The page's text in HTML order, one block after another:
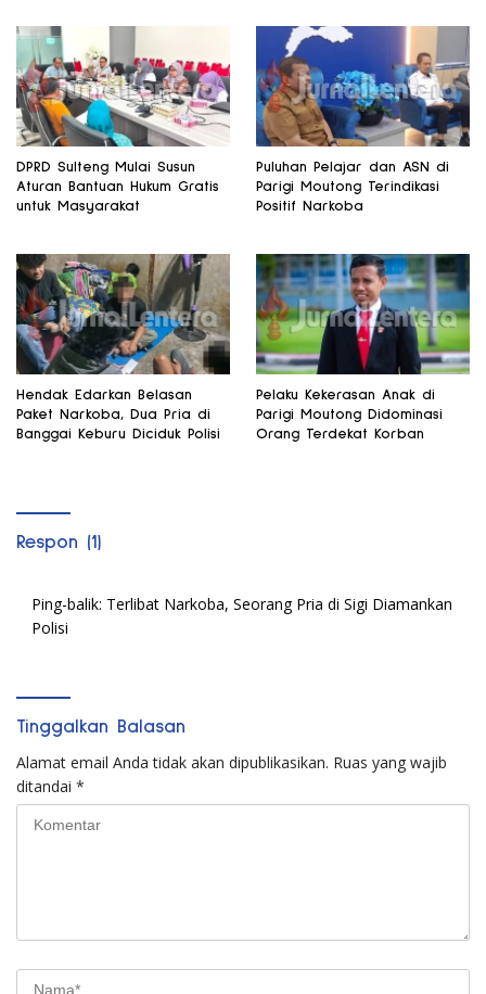
DPRD Sulteng Mulai Susun
Aturan Bantuan Hukum Gratis
untuk Masyarakat
Puluhan Pelajar dan ASN di
Parigi Moutong Terindikasi
Positif Narkoba
Hendak Edarkan Belasan
Paket Narkoba, Dua Pria di
Banggai Keburu Diciduk Polisi
Pelaku Kekerasan Anak di
Parigi Moutong Didominasi
Orang Terdekat Korban
Respon (1)
Ping-balik: Terlibat Narkoba, Seorang Pria di Sigi Diamankan
Polisi
Tinggalkan Balasan
Alamat email Anda tidak akan dipublikasikan. Ruas yang wajib
ditandai *